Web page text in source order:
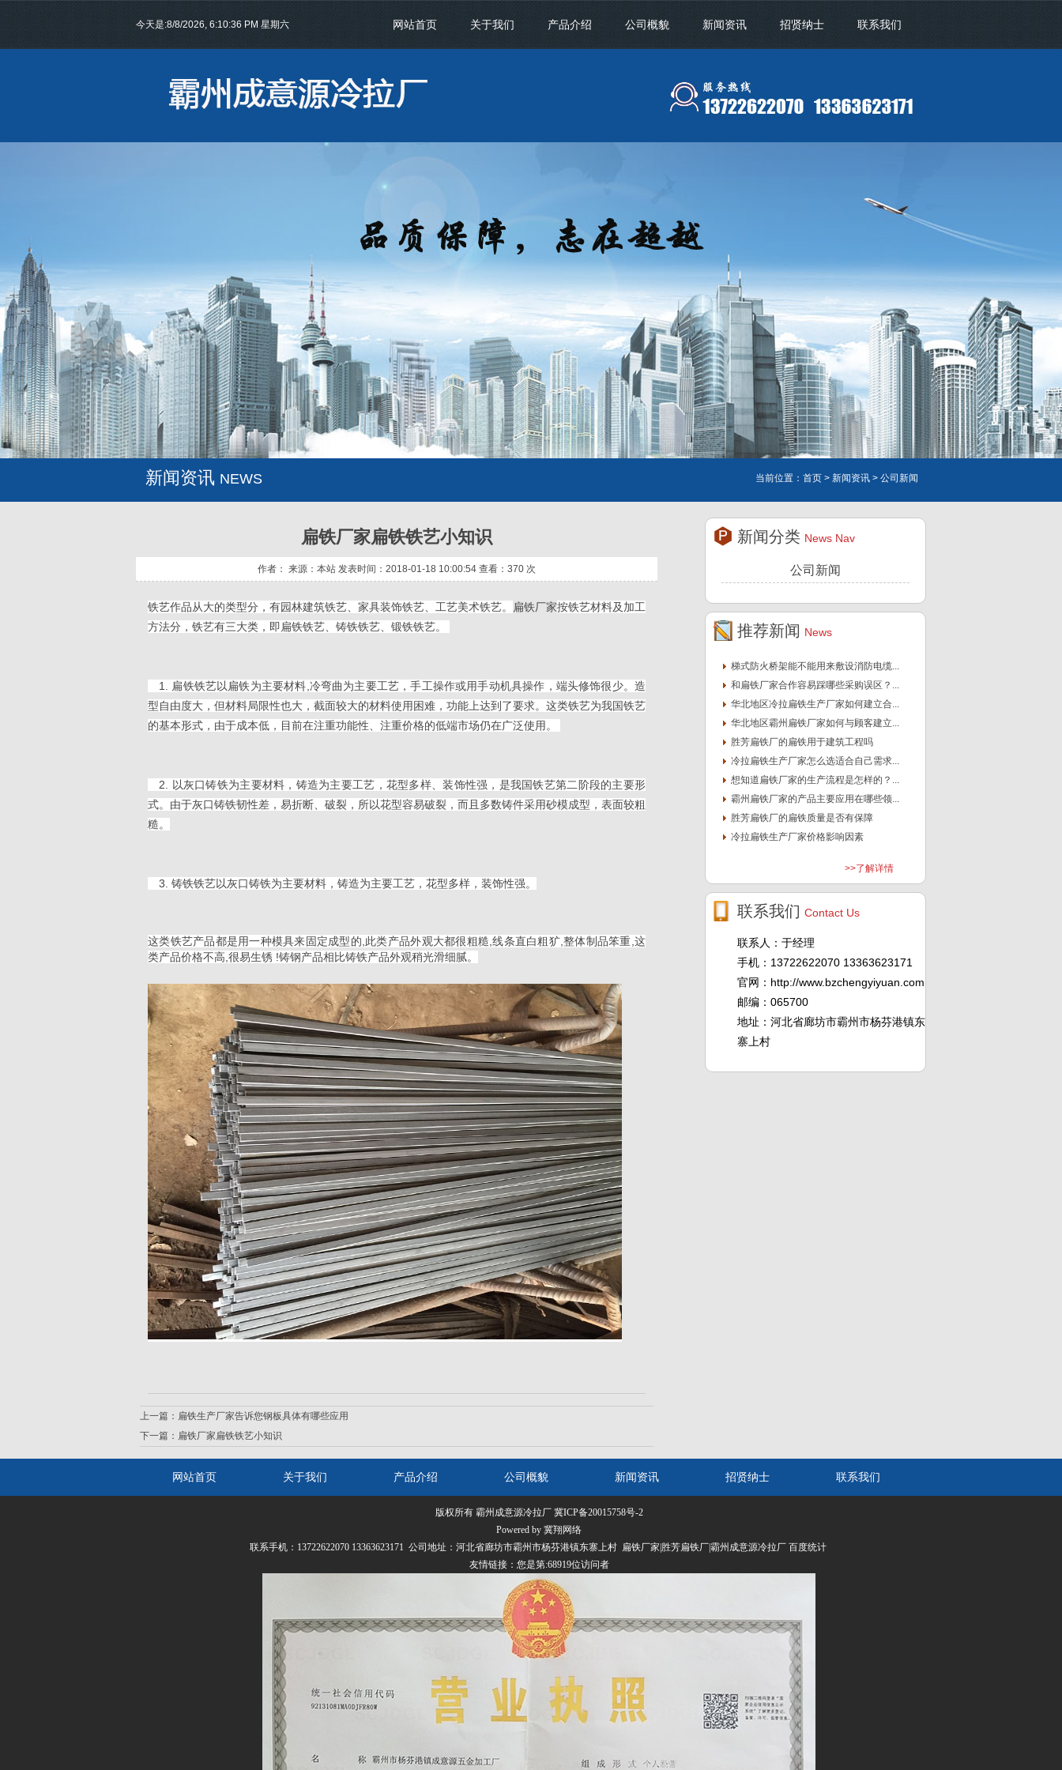
今天是:8/8/2026, 6:10:37 PM 星期六 网站首页 关于我们 产品介绍 公司概貌 新闻资讯 招贤纳士 联系我们
新闻资讯 NEWS 当前位置： 首页 > 新闻资讯 > 公司新闻
扁铁厂家扁铁铁艺小知识
作者： 来源：本站 发表时间：2018-01-18 10:00:54 查看： 370 次
铁艺作品从大的类型分，有园林建筑铁艺、家具装饰铁艺、工艺美术铁艺。 扁铁厂家按铁艺材料及加工
方法分，铁艺有三大类，即扁铁铁艺、铸铁铁艺、锻铁铁艺。
1. 扁铁铁艺以扁铁为主要材料,冷弯曲为主要工艺，手工操作或用手动机具操作，端头修饰很少。造
型自由度大，但材料局限性也大，截面较大的材料使用困难，功能上达到了要求。这类铁艺为我国铁艺
的基本形式，由于成本低，目前在注重功能性、注重价格的低端市场仍在广泛使用。
2. 以灰口铸铁为主要材料，铸造为主要工艺，花型多样、装饰性强，是我国铁艺第二阶段的主要形
式。由于灰口铸铁韧性差，易折断、破裂，所以花型容易破裂，而且多数铸件采用砂模成型，表面较粗
糙。
3. 铸铁铁艺以灰口铸铁为主要材料，铸造为主要工艺，花型多样，装饰性强。
这类铁艺产品都是用一种模具来固定成型的,此类产品外观大都很粗糙,线条直白粗犷,整体制品笨重,这
类产品价格不高,很易生锈 !铸钢产品相比铸铁产品外观稍光滑细腻。
上一篇： 扁铁生产厂家告诉您钢板具体有哪些应用
下一篇： 扁铁厂家扁铁铁艺小知识
新闻分类 News Nav
公司新闻
推荐新闻 News
梯式防火桥架能不能用来敷设消防电缆...
和扁铁厂家合作容易踩哪些采购误区？...
华北地区冷拉扁铁生产厂家如何建立合...
华北地区霸州扁铁厂家如何与顾客建立...
胜芳扁铁厂的扁铁用于建筑工程吗
冷拉扁铁生产厂家怎么选适合自己需求...
想知道扁铁厂家的生产流程是怎样的？...
霸州扁铁厂家的产品主要应用在哪些领...
胜芳扁铁厂的扁铁质量是否有保障
冷拉扁铁生产厂家价格影响因素
>>了解详情
联系我们 Contact Us
联系人：于经理
手机：13722622070 13363623171
官网：http://www.bzchengyiyuan.com
邮编：065700
地址：河北省廊坊市霸州市杨芬港镇东
寨上村
网站首页 关于我们 产品介绍 公司概貌 新闻资讯 招贤纳士 联系我们
版权所有 霸州成意源冷拉厂 冀ICP备20015758号-2
Powered by 冀翔网络
联系手机：13722622070 13363623171 公司地址：河北省廊坊市霸州市杨芬港镇东寨上村 扁铁厂家|胜芳扁铁厂|霸州成意源冷拉厂 百度统计
友情链接： 您是第:68919位访问者